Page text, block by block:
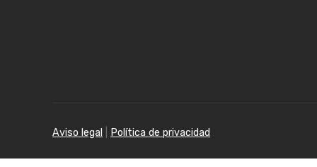
Aviso legal Política de privacidad